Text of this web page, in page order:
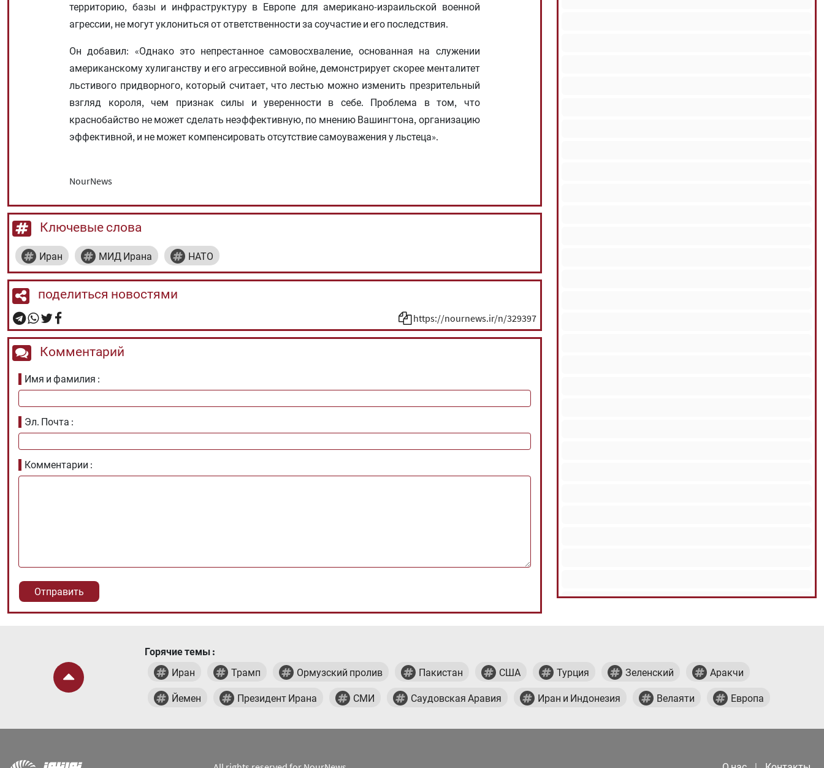
территорию, базы и инфраструктуру в Европе для американо-израильской военной
агрессии, не могут уклониться от ответственности за соучастие и его последствия.
Он добавил: «Однако это непрестанное самовосхваление, основанная на служении
американскому хулиганству и его агрессивной войне, демонстрирует скорее менталитет
льстивого придворного, который считает, что лестью можно изменить презрительный
взгляд короля, чем признак силы и уверенности в себе. Проблема в том, что
краснобайство не может сделать неэффективную, по мнению Вашингтона, организацию
эффективной, и не может компенсировать отсутствие самоуважения у льстеца».
NourNews
Ключевые слова
Иран МИД Ирана НАТО
поделиться новостями
https://nournews.ir/n/329397
Комментарий
Имя и фамилия
Эл. Почта
Комментарии
Горячие темы :
Иран
Трамп Ормузский пролив Пакистан США Турция Зеленский Аракчи
Йемен Президент Ирана СМИ Саудовская Аравия Иран и Индонезия Велаяти Европа